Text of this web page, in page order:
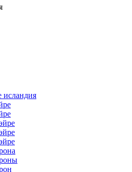
исландия